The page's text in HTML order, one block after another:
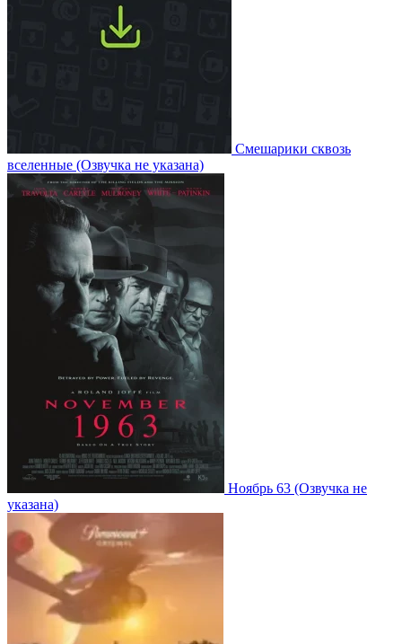
Смешарики сквозь
вселенные (Озвучка не указана)
Ноябрь 63 (Озвучка не
указана)